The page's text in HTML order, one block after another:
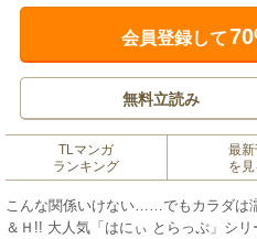
会員登録して
無料立読み
TLマンガ
ランキング
最新
を見
こんな関係いけない……でもカラダは
＆Ｈ!! 大人気「はにぃ とらっぷ」シ